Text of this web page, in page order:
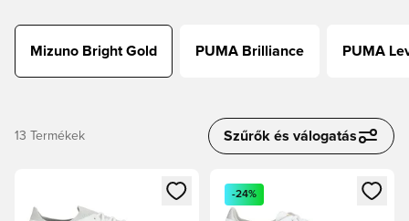
Mizuno Bright Gold PUMA Brilliance PUMA
13 Termékek Szűrők és válogatás
Megnyit egy modált a bejelentkezéshez vagy a tagként
Megnyit egy modált a
-24%